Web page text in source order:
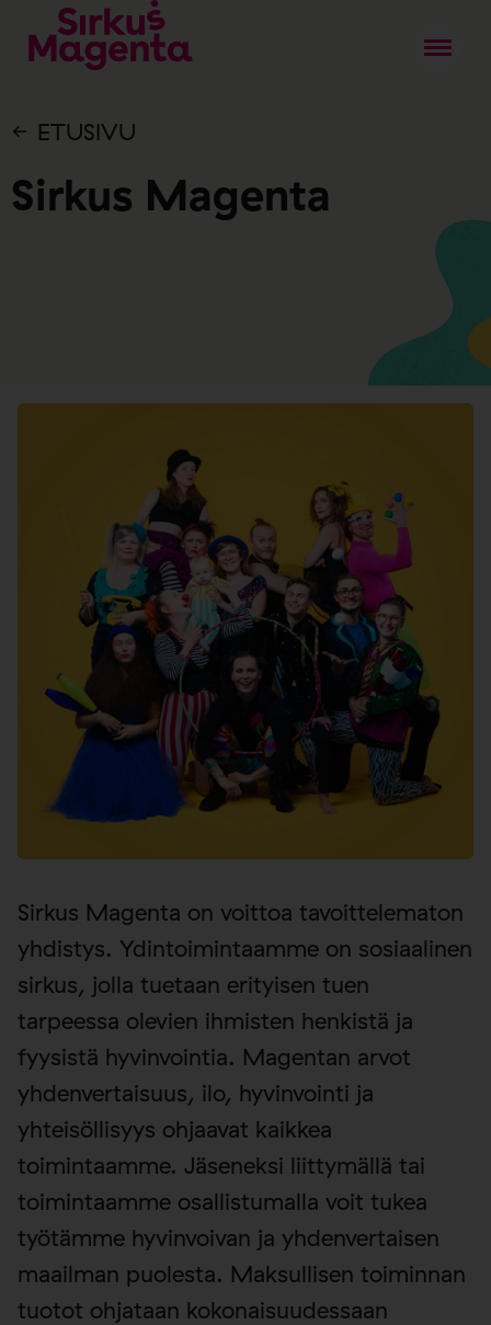
ETUSIVU
Sirkus Magenta
Sirkus Magenta on voittoa tavoittelematon
yhdistys. Ydintoimintaamme on sosiaalinen
sirkus, jolla tuetaan erityisen tuen
tarpeessa olevien ihmisten henkistä ja
fyysistä hyvinvointia. Magentan arvot
yhdenvertaisuus, ilo, hyvinvointi ja
yhteisöllisyys ohjaavat kaikkea
toimintaamme. Jäseneksi liittymällä tai
toimintaamme osallistumalla voit tukea
työtämme hyvinvoivan ja yhdenvertaisen
maailman puolesta. Maksullisen toiminnan
tuotot ohjataan kokonaisuudessaan